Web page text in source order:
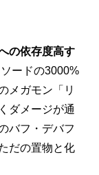
の依存度高す
ードの3000%
メガモン「リ
ダメージが通
バフ・デバフ
だの置物と化